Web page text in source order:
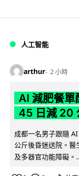
人工智能
arthur 2 小時
AI 減肥餐
45 日減 20
成都一名男子跟隨
公斤後昏迷送院。
及多器官功能障礙。